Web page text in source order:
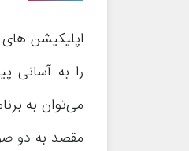
اپلیکیشن های
را به آسانی
مقصد به دو